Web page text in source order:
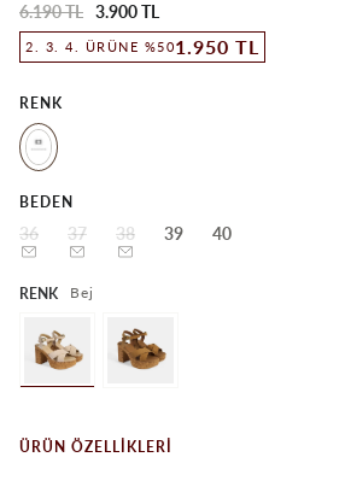
6.190 TL 3.900 TL
2. 3. 4. ÜRÜNE %501.950 TL
RENK
BEDEN
36 37 38 39 40
RENK Bej
ÜRÜN ÖZELLIKLERI